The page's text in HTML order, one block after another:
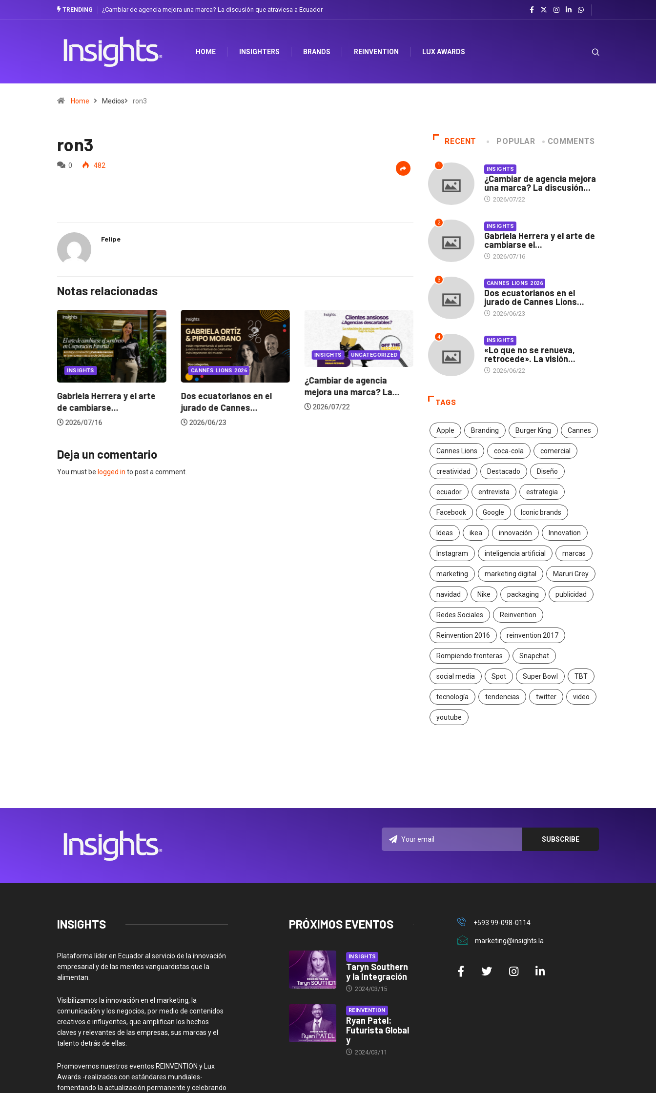
TRENDING ¿Cambiar de agencia mejora una marca? La discusión que atraviesa a Ecuador
HOME INSIGHTERS BRANDS REINVENTION LUX AWARDS
Home Medios ron3
ron3
0 482
Felipe
Notas relacionadas
INSIGHTS
Gabriela Herrera y el arte
de cambiarse...
2026/07/16
CANNES LIONS 2026
Dos ecuatorianos en el
jurado de Cannes...
2026/06/23
INSIGHTS UNCATEGORIZED
¿Cambiar de agencia
mejora una marca? La...
2026/07/22
INSIGHTS
Gabriela Herrera y el arte
de cambiarse...
2026/07/16 2026/06/23
Deja un comentario
You must be logged in to post a comment.
RECENT POPULAR COMMENTS
1 INSIGHTS
¿Cambiar de agencia mejora
una marca? La discusión...
2026/07/22
2 INSIGHTS
Gabriela Herrera y el arte de
cambiarse el...
2026/07/16
3 CANNES LIONS 2026
Dos ecuatorianos en el
jurado de Cannes Lions...
2026/06/23
4 INSIGHTS
«Lo que no se renueva,
retrocede». La visión...
2026/06/22
TAGS
Apple Branding Burger King Cannes
Cannes Lions coca-cola comercial
creatividad Destacado Diseño
ecuador entrevista estrategia
Facebook Google Iconic brands
Ideas ikea innovación Innovation
Instagram inteligencia artificial marcas
marketing marketing digital Maruri Grey
navidad Nike packaging publicidad
Redes Sociales Reinvention
Reinvention 2016 reinvention 2017
Rompiendo fronteras Snapchat
social media Spot Super Bowl TBT
tecnología tendencias twitter video
youtube
INSIGHTS
Plataforma líder en Ecuador al servicio de la innovación
empresarial y de las mentes vanguardistas que la
alimentan.
Visibilizamos la innovación en el marketing, la
comunicación y los negocios, por medio de contenidos
creativos e influyentes, que amplifican los hechos
claves y relevantes de las empresas, sus marcas y el
talento detrás de ellas.
Promovemos nuestros eventos REINVENTION y Lux
Awards -realizados con estándares mundiales-
fomentando la actualización permanente y celebrando
PRÓXIMOS EVENTOS
INSIGHTS
Taryn Southern
y la Integración
2024/03/15
REINVENTION
Ryan Patel:
Futurista Global
y
2024/03/11
+593 99-098-0114
marketing@insights.la